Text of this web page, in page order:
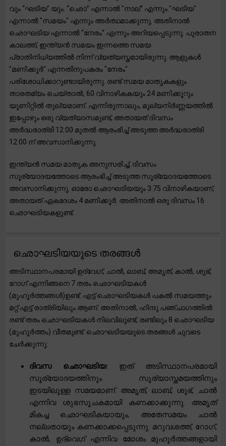
വും “ഘടിയ” യും. “ഛൊ” എന്നാൽ "നാല്" എന്നും "ഘടിയ"
എന്നാൽ "സമയം" എന്നും അർത്ഥമാക്കുന്നു. അതിനാൽ
ഛൊഘടിയ എന്നാൽ “നേരം” എന്നും അറിയപ്പെടുന്നു. പുരാതന
കാലത്ത്, ഇന്ത്യൻ സമയം ഇന്നത്തെ സമയ
പ്രാതിനിധ്യത്തിൽ നിന്ന് വ്യത്യസ്തമായിരുന്നു. ആളുകൾ
"മണിക്കൂർ" എന്നതിനുപകരം "നേരം"
പരിശോധിക്കാറുണ്ടായിരുന്നു. രണ്ട് സമയ മാതൃകകളും
താരതമ്യം ചെയ്താൽ, 60 വിനാഴികകയും 24 മണിക്കൂറും
യൂണിറ്റിൽ തുല്യമാണ്. എന്നിരുന്നാലും, മൂല്യനിർണ്ണയത്തിൽ
ഇപ്പോഴും ഒരു വ്യത്യാസമുണ്ട്, അതായത് ദിവസം
അർദ്ധരാത്രി 12:00 മുതൽ ആരംഭിച്ച് അടുത്ത അർദ്ധരാത്രി
12:00 ന് അവസാനിക്കുന്നു.
ഇന്ത്യൻ സമയ മാതൃക അനുസരിച്ച്, ദിവസം
സൂര്യോദയത്തോടെ ആരംഭിച്ച് അടുത്ത സൂര്യോദയത്തോടെ
അവസാനിക്കുന്നു. ഓരോ ഛൊഘടിയയും 3.75 വിനാഴികയാണ്,
അതായത് ഏകദേശം 4 മണിക്കൂർ. അതിനാൽ ഒരു ദിവസം 16
ഛൊഘടിയകളുണ്ട്.
ഛൊഘടിയയുടെ തരങ്ങൾ
അടിസ്ഥാനപരമായി ഉദ്വേഗ്, ചാൽ, ലാബ്, അമൃത്, കാൽ, ശുഭ്,
റോഗ് എന്നിങ്ങനെ 7 തരം ഛൊഘടിയകൾ
(മുഹൂർത്തങ്ങൾ)ഉണ്ട്. എട്ട് ഛൊഘടിയകൾ പകൽ സമയത്തും
മറ്റ് എട്ട് രാത്രിയിലും ആണ്. അതിനാൽ, ഹിന്ദു പഞ്ചാഗത്തിൽ
രണ്ട് തരം ഛൊഘടിയകൾ നിലവിലുണ്ട്, രണ്ടിലും 8 ഛൊഘടിയ
(മുഹൂർത്തം) വീതമുണ്ട്. ഛൊഘടിയയുടെ തരങ്ങൾ ചുവടെ
ചേർക്കുന്നു:
ദിവസ ഛൊഘടിയ: ഇത് അടിസ്ഥാനപരമായി
സൂര്യോദയത്തിനും സൂര്യാസ്തമയത്തിനും
ഇടയിലുള്ള സമയമാണ്. അമൃത്, ലാബ്, ശുഭ്, ചാൽ
എന്നിവ ശുഭസൂചകമായി കണക്കാക്കുന്നു. അമൃത്
മികച്ച ഛൊഘടികയായും, അതേസമയം ചാൽ
നല്ലതായും കണക്കാക്കപ്പെടുന്നു. മറുവശത്ത്, റോഗ്,
കാൽ, ഉദ്‌വെഗ് എന്നിവ മോശം മുഹൂർത്തങ്ങളായി